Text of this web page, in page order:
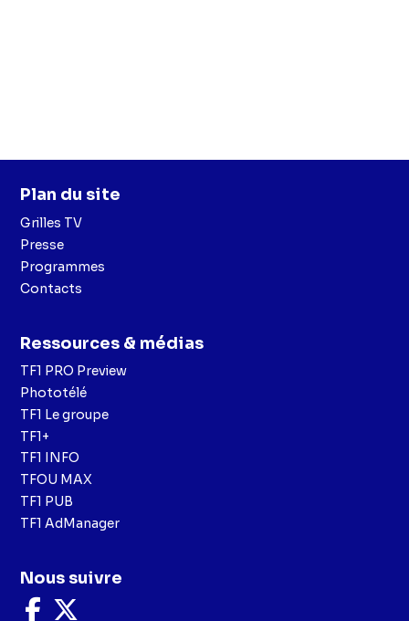
Plan du site
Grilles TV
Presse
Programmes
Contacts
Ressources & médias
TF1 PRO Preview
Phototélé
TF1 Le groupe
TF1+
TF1 INFO
TFOU MAX
TF1 PUB
TF1 AdManager
Nous suivre
Nous